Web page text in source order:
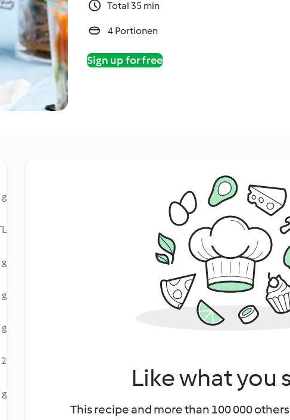
Total 35 min
4 Portionen
Sign up for free
g
2
Like what you
This recipe and more than 100 000